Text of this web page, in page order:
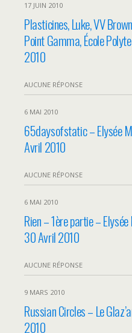
17 JUIN 2010
Plasticines, Luke, VV
Point Gamma, École
2010
AUCUNE RÉPONSE
6 MAI 2010
65daysofstatic – Elysée
Avril 2010
AUCUNE RÉPONSE
6 MAI 2010
Rien – 1ère partie –
30 Avril 2010
AUCUNE RÉPONSE
9 MARS 2010
Russian Circles – Le
2010